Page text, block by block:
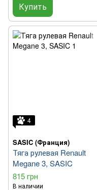
Купить
4
SASIC (Франция)
Тяга рулевая Renault
Megane 3, SASIC
815 грн
В наличии